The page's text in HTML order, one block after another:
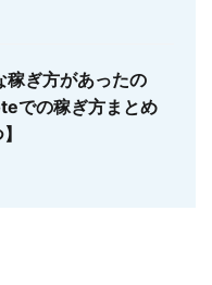
ぎ方があったの
での稼ぎ方まとめ